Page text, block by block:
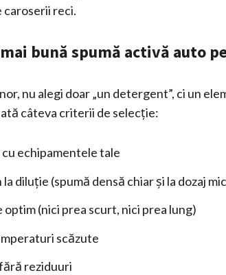
caroserii reci.
mai bună spumă activă auto
nu alegi doar „un detergent”, ci un
câteva criterii de selecție:
echipamentele tale
diluție (spumă densă chiar și la dozaj
optim (nici prea scurt, nici prea lung)
scăzute
reziduuri